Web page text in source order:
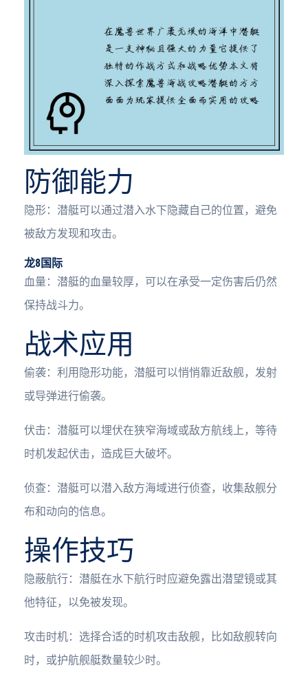
防御能力
隐形：潜艇可以通过潜入水下隐藏自己的位置，避免
被敌方发现和攻击。
龙8国际
血量：潜艇的血量较厚，可以在承受一定伤害后仍然
保持战斗力。
战术应用
偷袭：利用隐形功能，潜艇可以悄悄靠近敌舰，发射
或导弹进行偷袭。
伏击：潜艇可以埋伏在狭窄海域或敌方航线上，等待
时机发起伏击，造成巨大破坏。
侦查：潜艇可以潜入敌方海域进行侦查，收集敌舰分
布和动向的信息。
操作技巧
隐蔽航行：潜艇在水下航行时应避免露出潜望镜或其
他特征，以免被发现。
攻击时机：选择合适的时机攻击敌舰，比如敌舰转向
时，或护航舰艇数量较少时。